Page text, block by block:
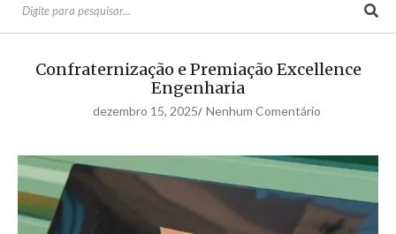
Confraternização e Premiação Excellence
Engenharia
dezembro 15, 2025/ Nenhum Comentário